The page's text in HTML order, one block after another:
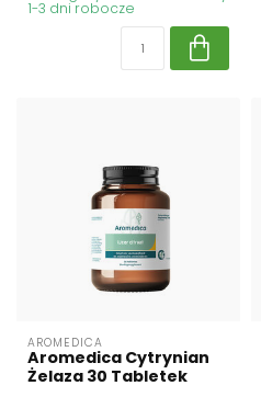
1-3 dni robocze
AROMEDICA
Aromedica Cytrynian
Żelaza 30 Tabletek